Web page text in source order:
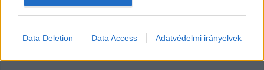
Data Deletion Data Access Adatvédelmi irányelvek
HIRDETÉS